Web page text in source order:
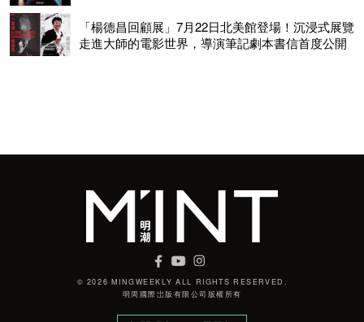
「楊德昌回顧展」7月22日北美館登場！沉浸式展覽
走進大師的電影世界，導演筆記劇本書信首度公開
© 2026 MINGWEEKLY ALL RIGHTS RESERVED.
明周國際岀版有限公司版權所有